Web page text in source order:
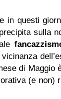
in questi
sulla
di Maggio
(e non)